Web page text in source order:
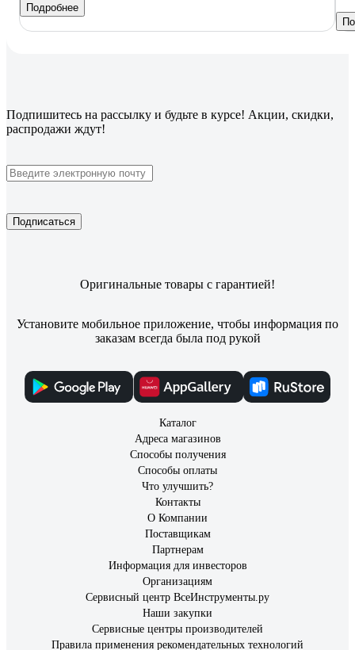
Подробнее
Подпишитесь на рассылку и будьте в курсе! Акции, скидки,
распродажи ждут!
Подписаться
Оригинальные товары с гарантией!
Установите мобильное приложение, чтобы информация по
заказам всегда была под рукой
Каталог
Адреса магазинов
Способы получения
Способы оплаты
Что улучшить?
Контакты
О Компании
Поставщикам
Партнерам
Информация для инвесторов
Организациям
Сервисный центр ВсеИнструменты.ру
Наши закупки
Сервисные центры производителей
Правила применения рекомендательных технологий